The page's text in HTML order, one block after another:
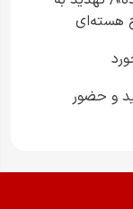
هسته‌ای
و حضور